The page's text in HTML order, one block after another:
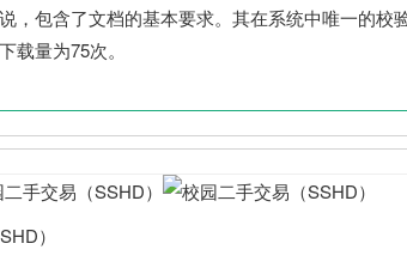
，包含了文档的基本要求。其在系统中唯一的校
载量为75次。